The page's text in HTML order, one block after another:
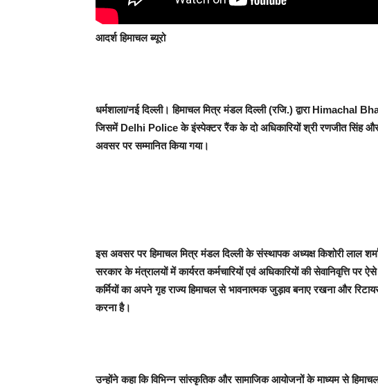
आदर्श हिमाचल ब्यूरो
धर्मशाला/नई दिल्ली। हिमाचल मित्र मंडल दिल्ली (रजि.) द्वारा Himachal
जिसमें Delhi Police के इंस्पेक्टर रैंक के दो अधिकारियों श्री रणजीत सिंह
अवसर पर सम्मानित किया गया।
इस अवसर पर हिमाचल मित्र मंडल दिल्ली के संस्थापक अध्यक्ष किशोरी लाल
सरकार के मंत्रालयों में कार्यरत कर्मचारियों एवं अधिकारियों की सेवानिवृत्ति पर
कर्मियों का अपने गृह राज्य हिमाचल से भावनात्मक जुड़ाव बनाए रखना और
करना है।
उन्होंने कहा कि विभिन्न सांस्कृतिक और सामाजिक आयोजनों के माध्यम से